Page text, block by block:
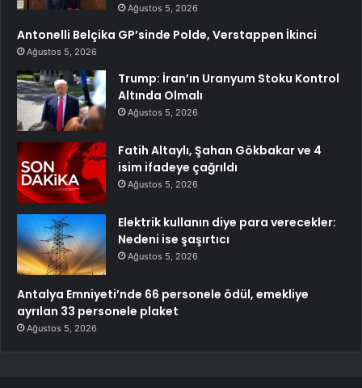
Ağustos 5, 2026
Antonelli Belçika GP’sinde Polde, Verstappen İkinci
Ağustos 5, 2026
Trump: İran’ın Uranyum Stoku Kontrol
Altında Olmalı
Ağustos 5, 2026
Fatih Altaylı, Şahan Gökbakar ve 4
isim ifadeye çağrıldı
Ağustos 5, 2026
Elektrik kullanın diye para verecekler:
Nedeni ise şaşırtıcı
Ağustos 5, 2026
Antalya Emniyeti’nde 66 personele ödül, emekliye
ayrılan 33 personele plaket
Ağustos 5, 2026